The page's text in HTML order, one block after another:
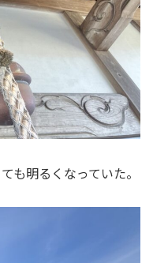
も明るくなっていた。